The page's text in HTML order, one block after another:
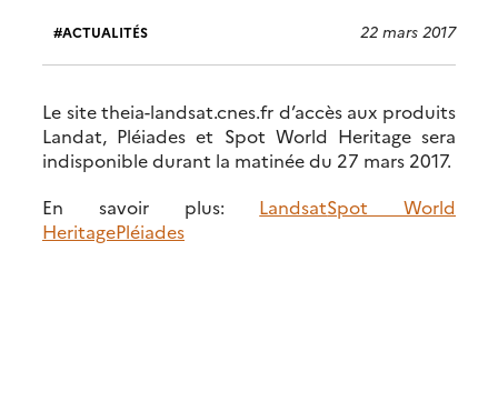
ACTUALITÉS 22 mars 2017
Le site theia-landsat.cnes.fr d’accès aux produits
Landat, Pléiades et Spot World Heritage sera
indisponible durant la matinée du 27 mars 2017.
En savoir plus: LandsatSpot World
HeritagePléiades